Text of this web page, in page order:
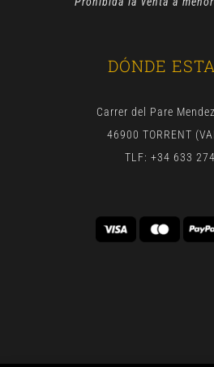
DÓNDE
Carrer del Pare
46900 TORRENT
TLF: +34 633